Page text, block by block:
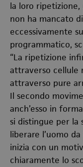
la loro ripetizione,
non ha mancato
eccessivamente
programmatico,
“La ripetizione
attraverso cellule
attraverso pure
Il secondo
anch’esso in
si distingue per la
liberare l’uomo
inizia con un
chiaramente lo